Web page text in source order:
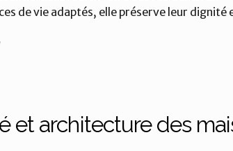
de vie adaptés, elle préserve leur dignité
et architecture des